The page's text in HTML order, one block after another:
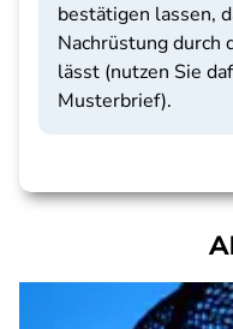
bestätigen lassen,
Nachrüstung durch
lässt (nutzen Sie
Musterbrief).